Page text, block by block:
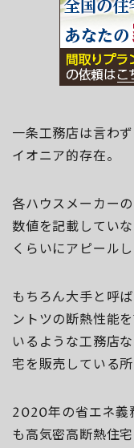
一条工務店は言わ
イオニア的存在。
各ハウスメーカー
数値を記載してい
くらいにアピールし
もちろん大手と呼
ントツの断熱性能
いるような工務店
宅を販売している所
2020年の省エネ義
も高気密高断熱住